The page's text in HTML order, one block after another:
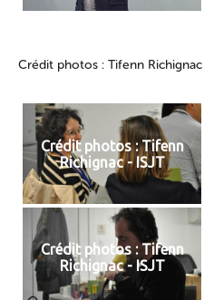
Crédit photos : Tifenn
Crédit photos : Tifenn
Richignac - ISJT
Crédit photos : Tifenn
Richignac - ISJT